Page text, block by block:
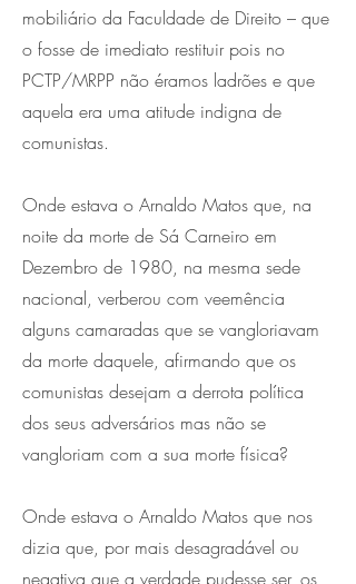
mobiliário da Faculdade de Direito – que
o fosse de imediato restituir pois no
PCTP/MRPP não éramos ladrões e que
aquela era uma atitude indigna de
comunistas.
Onde estava o Arnaldo Matos que, na
noite da morte de Sá Carneiro em
Dezembro de 1980, na mesma sede
nacional, verberou com veemência
alguns camaradas que se vangloriavam
da morte daquele, afirmando que os
comunistas desejam a derrota política
dos seus adversários mas não se
vangloriam com a sua morte física?
Onde estava o Arnaldo Matos que nos
dizia que, por mais desagradável ou
negativa que a verdade pudesse ser, os